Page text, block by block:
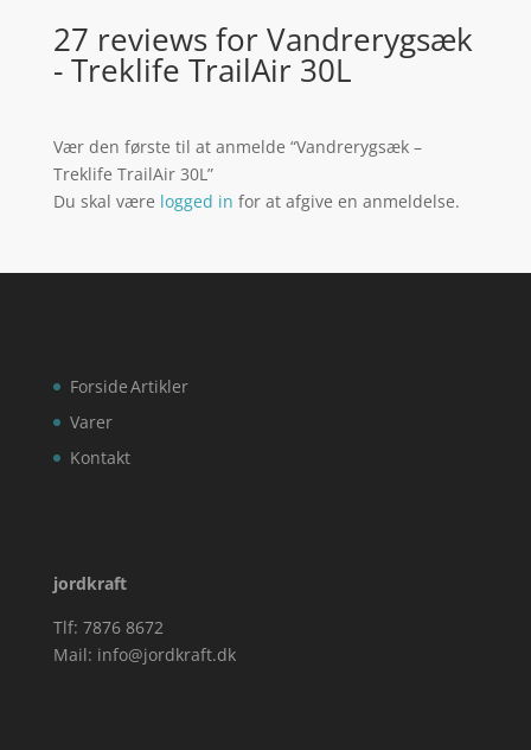
27 reviews forVandrerygsæk
- Treklife TrailAir 30L
Vær den første til at anmelde “Vandrerygsæk –
Treklife TrailAir 30L”
Du skal være logged in for at afgive en anmeldelse.
Forside
Varer
Kontakt
Artikler
jordkraft
Tlf: 7876 8672
Mail: info@jordkraft.dk